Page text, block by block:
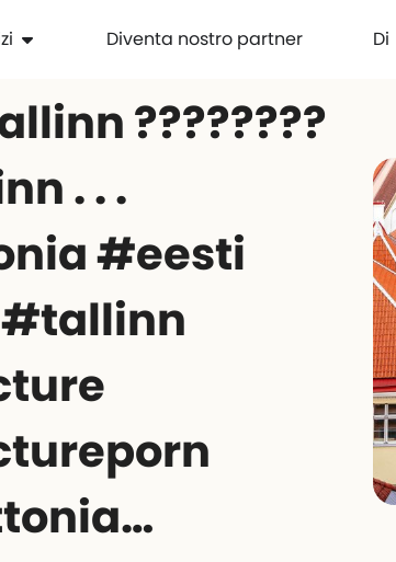
Diventa nostro partner Di
????????
. . .
#eesti